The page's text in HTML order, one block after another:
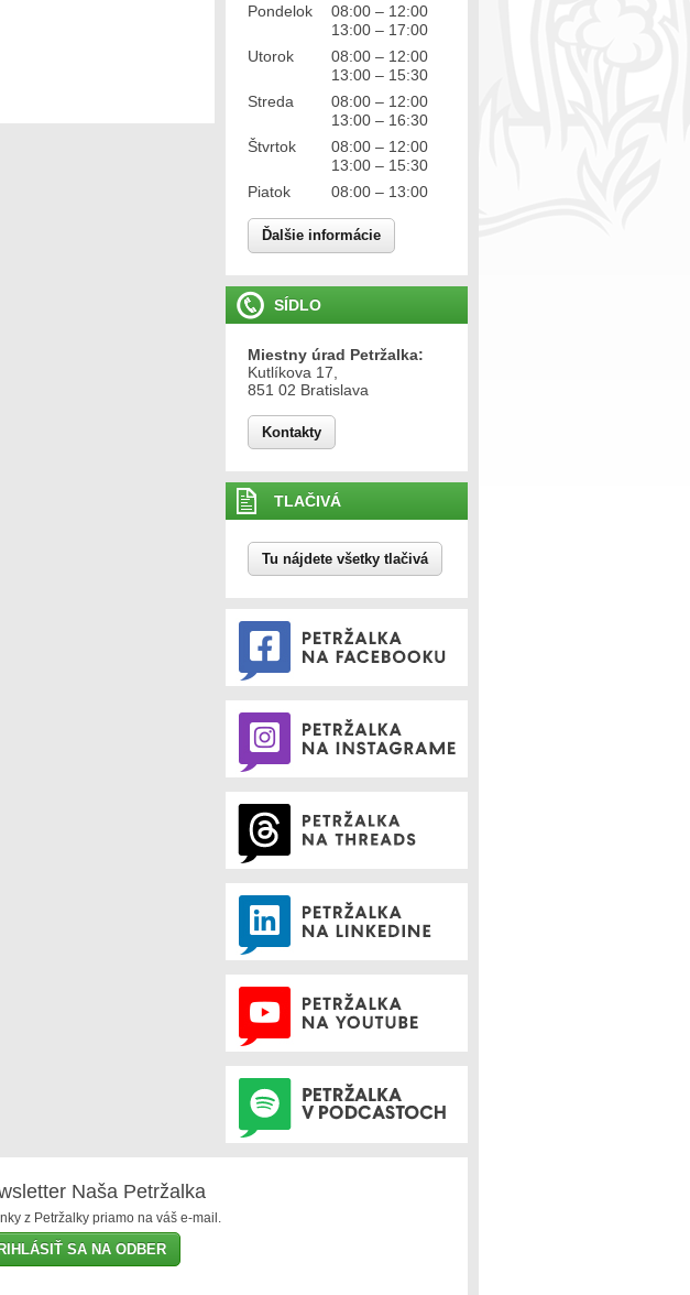
Pondelok
08:00 – 12:00
13:00 – 17:00
Utorok
08:00 – 12:00
13:00 – 15:30
Streda
08:00 – 12:00
13:00 – 16:30
Štvrtok
08:00 – 12:00
13:00 – 15:30
Piatok
08:00 – 13:00
Ďalšie informácie
SÍDLO
Miestny úrad Petržalka:
Kutlíkova 17,
851 02 Bratislava
Kontakty
TLAČIVÁ
Tu nájdete všetky tlačivá
Naša Petržalka
z Petržalky priamo na váš e-mail.
SA NA ODBER